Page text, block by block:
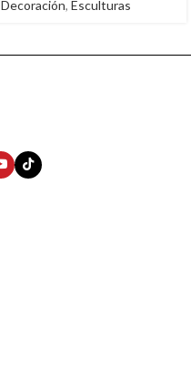
Decoración, Esculturas